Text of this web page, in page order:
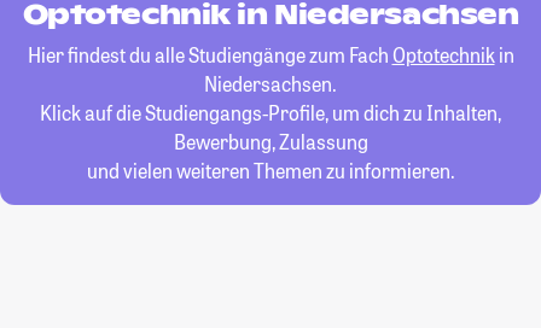
Optotechnik in Niedersachsen
Hier findest du alle Studiengänge zum Fach Optotechnikin
Niedersachsen.
Klick auf die Studiengangs-Profile, um dich zu Inhalten,
Bewerbung, Zulassung
und vielen weiteren Themen zu informieren.